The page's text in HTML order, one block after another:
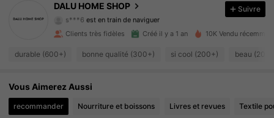
DALU HOME SHOP
s***6
est en train de naviguer
4.89
359 Suiveurs
359 Suiveurs
4.89 359 Suiveurs
Suivre
Clients très fidèles Créé il y a 1 an 10K Vendu
durable (600+) bonne qualité (300+) si cool (200+) beau
Vous Aimerez Aussi
recommander Nourriture et boissons Livres et revues Textile